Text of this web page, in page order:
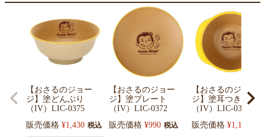
【おさるのジョー
ジ】塗どんぶり
（IV）LIC-0375
販売価格 ¥1,430 税込
【おさるのジョー
ジ】塗プレート
（IV）LIC-0372
販売価格 ¥990 税込
【おさるのジョー
ジ】塗耳つきボウ
（IV）LIC-0373
販売価格 ¥1,100